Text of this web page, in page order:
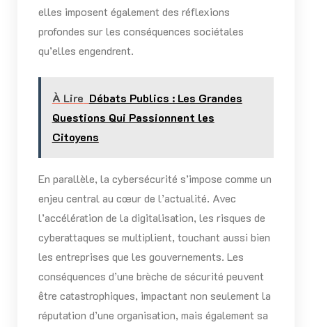
elles imposent également des réflexions
profondes sur les conséquences sociétales
qu’elles engendrent.
À Lire Débats Publics : Les Grandes
Questions Qui Passionnent les
Citoyens
En parallèle, la cybersécurité s’impose comme un
enjeu central au cœur de l’actualité. Avec
l’accélération de la digitalisation, les risques de
cyberattaques se multiplient, touchant aussi bien
les entreprises que les gouvernements. Les
conséquences d’une brèche de sécurité peuvent
être catastrophiques, impactant non seulement la
réputation d’une organisation, mais également sa